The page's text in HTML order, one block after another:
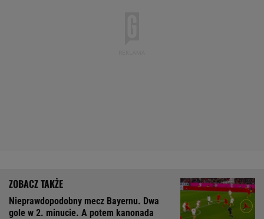
Nieprawdopodobny mecz Bayernu. Dwa
gole w 2. minucie. A potem kanonada